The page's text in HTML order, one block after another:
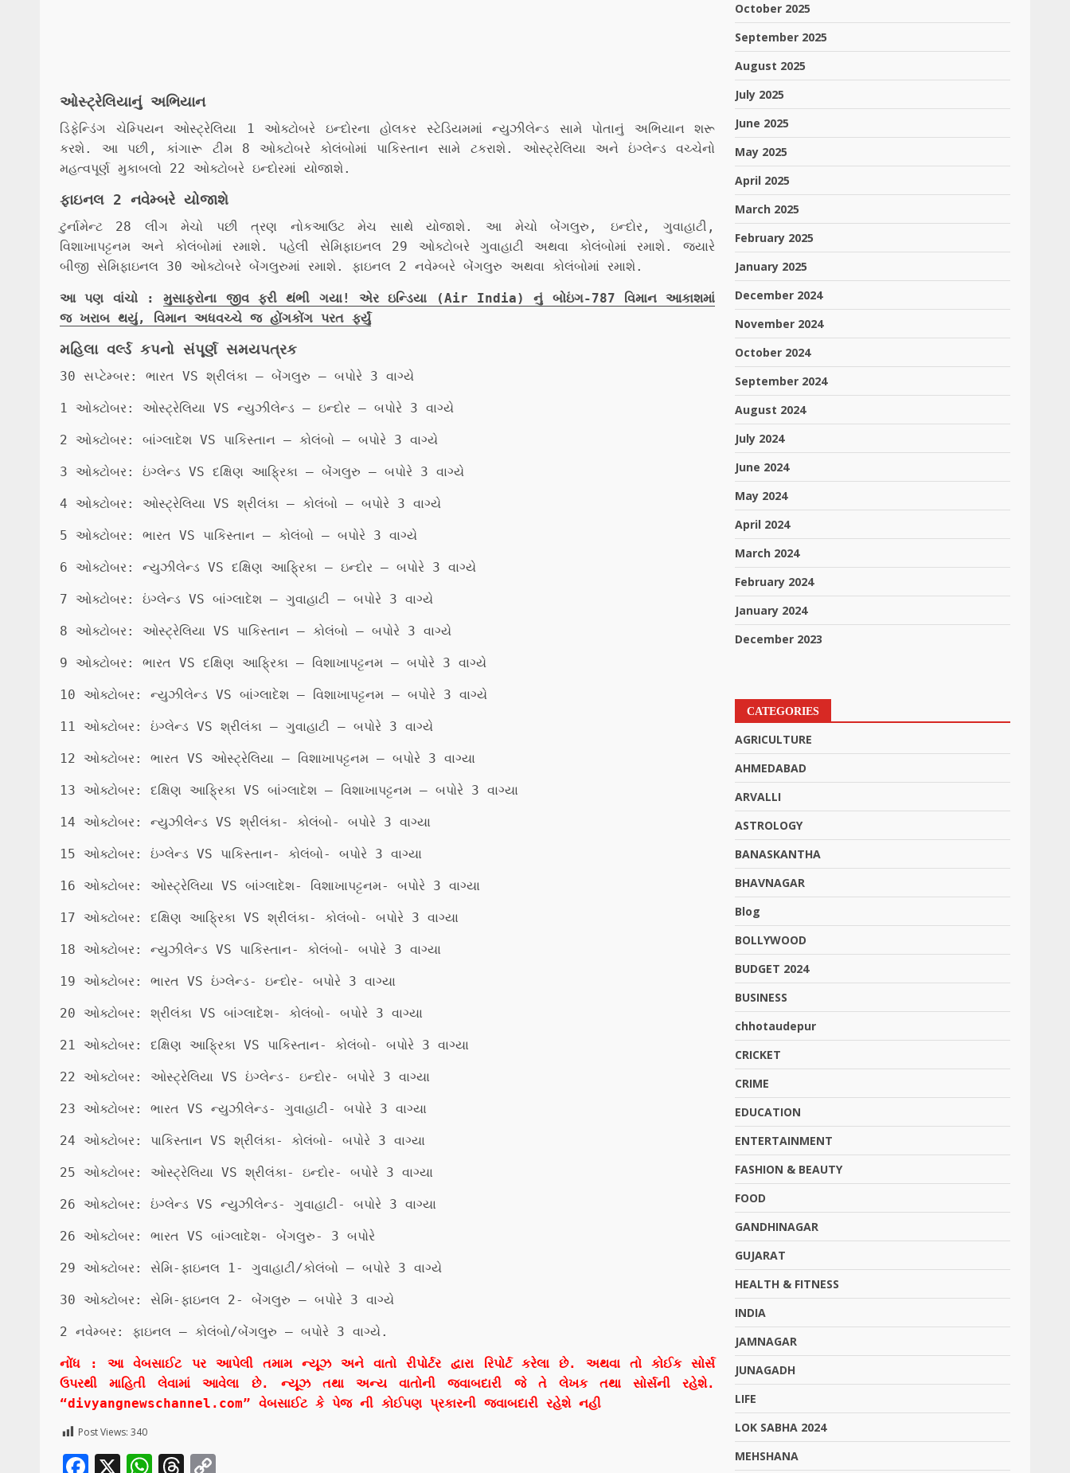
ઓસ્ટ્રેલિયાનું અભિયાન
ડિફેન્ડિંગ ચેમ્પિયન ઓસ્ટ્રેલિયા 1 ઓક્ટોબરે ઇન્દોરના હોલકર સ્ટેડિયમમાં ન્યુઝીલેન્ડ સામે પોતાનું અભિયાન શરૂ
કરશે. આ પછી, કાંગારૂ ટીમ 8 ઓક્ટોબરે કોલંબોમાં પાકિસ્તાન સામે ટકરાશે. ઓસ્ટ્રેલિયા અને ઇંગ્લેન્ડ વચ્ચેનો
મહત્વપૂર્ણ મુકાબલો 22 ઓક્ટોબરે ઇન્દોરમાં યોજાશે.
ફાઇનલ 2 નવેમ્બરે યોજાશે
ટુર્નામેન્ટ 28 લીગ મેચો પછી ત્રણ નોકઆઉટ મેચ સાથે યોજાશે. આ મેચો બેંગલુરુ, ઇન્દોર, ગુવાહાટી,
વિશાખાપટ્ટનમ અને કોલંબોમાં રમાશે. પહેલી સેમિફાઇનલ 29 ઓક્ટોબરે ગુવાહાટી અથવા કોલંબોમાં રમાશે. જ્યારે
બીજી સેમિફાઇનલ 30 ઓક્ટોબરે બેંગલુરુમાં રમાશે. ફાઇનલ 2 નવેમ્બરે બેંગલુરુ અથવા કોલંબોમાં રમાશે.
આ પણ વાંચો :મુસાફરોના જીવ ફરી થંભી ગયા! એર ઇન્ડિયા (Air India) નું બોઇંગ-787 વિમાન આકાશમાં
જ ખરાબ થયું, વિમાન અધવચ્ચે જ હોંગકોંગ પરત ફર્યું
મહિલા વર્લ્ડ કપનો સંપૂર્ણ સમયપત્રક
30 સપ્ટેમ્બર: ભારત VS શ્રીલંકા – બેંગલુરુ – બપોરે 3 વાગ્યે
1 ઓક્ટોબર: ઓસ્ટ્રેલિયા VS ન્યુઝીલેન્ડ – ઇન્દોર – બપોરે 3 વાગ્યે
2 ઓક્ટોબર: બાંગ્લાદેશ VS પાકિસ્તાન – કોલંબો – બપોરે 3 વાગ્યે
3 ઓક્ટોબર: ઇંગ્લેન્ડ VS દક્ષિણ આફ્રિકા – બેંગલુરુ – બપોરે 3 વાગ્યે
4 ઓક્ટોબર: ઓસ્ટ્રેલિયા VS શ્રીલંકા – કોલંબો – બપોરે 3 વાગ્યે
5 ઓક્ટોબર: ભારત VS પાકિસ્તાન – કોલંબો – બપોરે 3 વાગ્યે
6 ઓક્ટોબર: ન્યુઝીલેન્ડ VS દક્ષિણ આફ્રિકા – ઇન્દોર – બપોરે 3 વાગ્યે
7 ઓક્ટોબર: ઇંગ્લેન્ડ VS બાંગ્લાદેશ – ગુવાહાટી – બપોરે 3 વાગ્યે
8 ઓક્ટોબર: ઓસ્ટ્રેલિયા VS પાકિસ્તાન – કોલંબો – બપોરે 3 વાગ્યે
9 ઓક્ટોબર: ભારત VS દક્ષિણ આફ્રિકા – વિશાખાપટ્ટનમ – બપોરે 3 વાગ્યે
10 ઓક્ટોબર: ન્યુઝીલેન્ડ VS બાંગ્લાદેશ – વિશાખાપટ્ટનમ – બપોરે 3 વાગ્યે
11 ઓક્ટોબર: ઇંગ્લેન્ડ VS શ્રીલંકા – ગુવાહાટી – બપોરે 3 વાગ્યે
12 ઓક્ટોબર: ભારત VS ઓસ્ટ્રેલિયા – વિશાખાપટ્ટનમ – બપોરે 3 વાગ્યા
13 ઓક્ટોબર: દક્ષિણ આફ્રિકા VS બાંગ્લાદેશ – વિશાખાપટ્ટનમ – બપોરે 3 વાગ્યા
14 ઓક્ટોબર: ન્યુઝીલેન્ડ VS શ્રીલંકા- કોલંબો- બપોરે 3 વાગ્યા
15 ઓક્ટોબર: ઇંગ્લેન્ડ VS પાકિસ્તાન- કોલંબો- બપોરે 3 વાગ્યા
16 ઓક્ટોબર: ઓસ્ટ્રેલિયા VS બાંગ્લાદેશ- વિશાખાપટ્ટનમ- બપોરે 3 વાગ્યા
17 ઓક્ટોબર: દક્ષિણ આફ્રિકા VS શ્રીલંકા- કોલંબો- બપોરે 3 વાગ્યા
18 ઓક્ટોબર: ન્યુઝીલેન્ડ VS પાકિસ્તાન- કોલંબો- બપોરે 3 વાગ્યા
19 ઓક્ટોબર: ભારત VS ઇંગ્લેન્ડ- ઇન્દોર- બપોરે 3 વાગ્યા
20 ઓક્ટોબર: શ્રીલંકા VS બાંગ્લાદેશ- કોલંબો- બપોરે 3 વાગ્યા
21 ઓક્ટોબર: દક્ષિણ આફ્રિકા VS પાકિસ્તાન- કોલંબો- બપોરે 3 વાગ્યા
22 ઓક્ટોબર: ઓસ્ટ્રેલિયા VS ઇંગ્લેન્ડ- ઇન્દોર- બપોરે 3 વાગ્યા
23 ઓક્ટોબર: ભારત VS ન્યુઝીલેન્ડ- ગુવાહાટી- બપોરે 3 વાગ્યા
24 ઓક્ટોબર: પાકિસ્તાન VS શ્રીલંકા- કોલંબો- બપોરે 3 વાગ્યા
25 ઓક્ટોબર: ઓસ્ટ્રેલિયા VS શ્રીલંકા- ઇન્દોર- બપોરે 3 વાગ્યા
26 ઓક્ટોબર: ઇંગ્લેન્ડ VS ન્યુઝીલેન્ડ- ગુવાહાટી- બપોરે 3 વાગ્યા
26 ઓક્ટોબર: ભારત VS બાંગ્લાદેશ- બેંગલુરુ- 3 બપોરે
29 ઓક્ટોબર: સેમિ-ફાઇનલ 1- ગુવાહાટી/કોલંબો – બપોરે 3 વાગ્યે
30 ઓક્ટોબર: સેમિ-ફાઇનલ 2- બેંગલુરુ – બપોરે 3 વાગ્યે
2 નવેમ્બર: ફાઇનલ – કોલંબો/બેંગલુરુ – બપોરે 3 વાગ્યે.
નોંધ : આ વેબસાઈટ પર આપેલી તમામ ન્યૂઝ અને વાતો રીપોર્ટર દ્વારા રિપોર્ટ કરેલા છે. અથવા તો કોઈક સોર્સ
ઉપરથી માહિતી લેવામાં આવેલા છે. ન્યૂઝ તથા અન્ય વાતોની જવાબદારી જે તે લેખક તથા સોર્સની રહેશે.
“divyangnewschannel.com” વેબસાઈટ કે પેજ ની કોઈપણ પ્રકારની જવાબદારી રહેશે નહી
Post Views: 340
October 2025
September 2025
August 2025
July 2025
June 2025
May 2025
April 2025
March 2025
February 2025
January 2025
December 2024
November 2024
October 2024
September 2024
August 2024
July 2024
June 2024
May 2024
April 2024
March 2024
February 2024
January 2024
December 2023
CATEGORIES
AGRICULTURE
AHMEDABAD
ARVALLI
ASTROLOGY
BANASKANTHA
BHAVNAGAR
Blog
BOLLYWOOD
BUDGET 2024
BUSINESS
chhotaudepur
CRICKET
CRIME
EDUCATION
ENTERTAINMENT
FASHION & BEAUTY
FOOD
GANDHINAGAR
GUJARAT
HEALTH & FITNESS
INDIA
JAMNAGAR
JUNAGADH
LIFE
LOK SABHA 2024
MEHSHANA